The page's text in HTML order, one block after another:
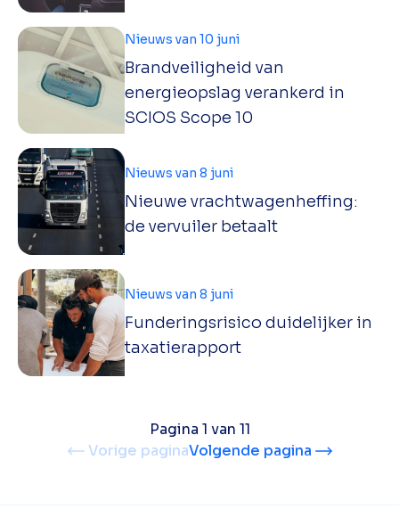
Brandveiligheid van
energieopslag verankerd in
SCIOS Scope 10
Nieuws van 10 juni
Nieuwe vrachtwagenheffing:
de vervuiler betaalt
Nieuws van 8 juni
Funderingsrisico duidelijker in
taxatierapport
Nieuws van 8 juni
Pagina 1 van 11
Vorige paginaVolgende pagina